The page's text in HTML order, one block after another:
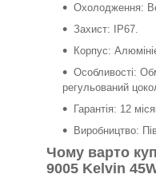
Охолодження:
Захист: IP67.
Корпус:
Особливості:
регульований
Гарантія: 12
Виробництво:
Чому варто
9005 Kelvin